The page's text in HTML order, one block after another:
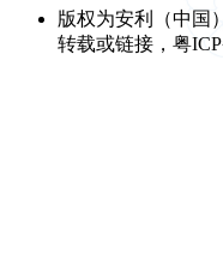
版权为安利（中国
转载或链接，粤